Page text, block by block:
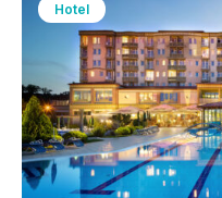
Hotel